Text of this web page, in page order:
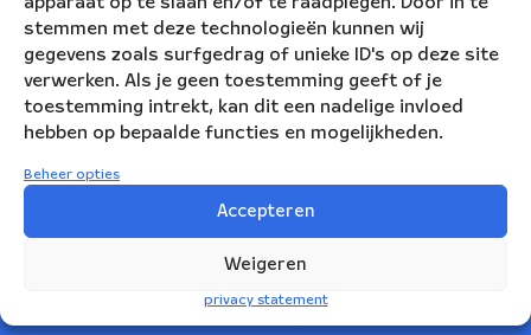
stemmen met deze technologieën kunnen wij
gegevens zoals surfgedrag of unieke ID's op deze site
verwerken. Als je geen toestemming geeft of je
toestemming intrekt, kan dit een nadelige invloed
hebben op bepaalde functies en mogelijkheden.
Beheer opties
Accepteren
Weigeren
privacy statement
Nederlands Blazers Ensemble
Korte Leidsedwarsstraat 12